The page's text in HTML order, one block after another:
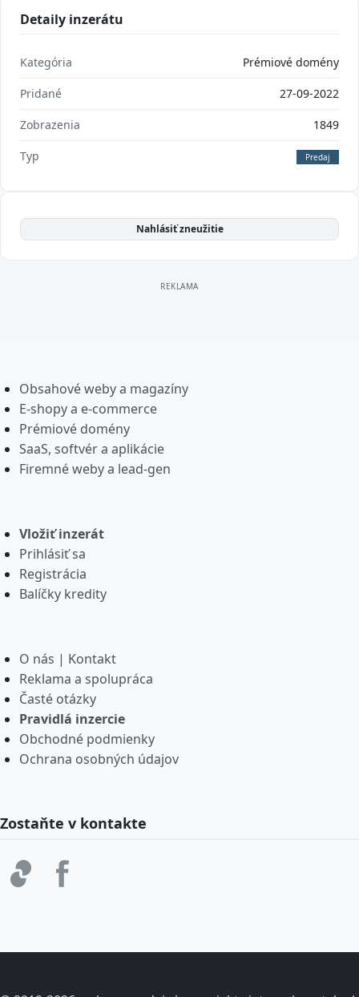
Detaily inzerátu
Kategória Prémiové domény
Pridané 27-09-2022
Zobrazenia 1849
Typ Predaj
Nahlásiť zneužitie
Obsahové weby a magazíny
E-shopy a e-commerce
Prémiové domény
SaaS, softvér a aplikácie
Firemné weby a lead-gen
Vložiť inzerát
Prihlásiť sa
Registrácia
Balíčky kredity
O nás | Kontakt
Reklama a spolupráca
Časté otázky
Pravidlá inzercie
Obchodné podmienky
Ochrana osobných údajov
Zostaňte v kontakte